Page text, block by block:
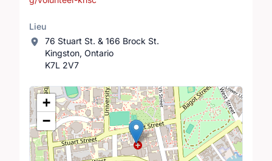
Lieu
76 Stuart St. & 166 Brock St.
Kingston, Ontario
K7L 2V7
Lieu
+
−